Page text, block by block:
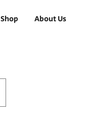
Shop About Us